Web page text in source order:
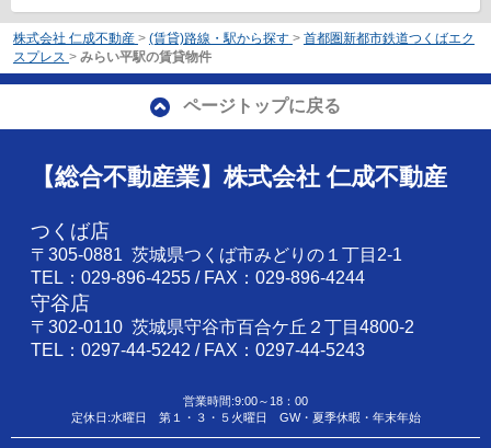
株式会社 仁成不動産 > (賃貸)路線・駅から探す > 首都圏新都市鉄道つくばエク
スプレス > みらい平駅の賃貸物件
ページトップに戻る
【総合不動産業】株式会社 仁成不動産
つくば店
〒305-0881 茨城県つくば市みどりの１丁目2-1
TEL：029-896-4255 / FAX：029-896-4244
守谷店
〒302-0110 茨城県守谷市百合ケ丘２丁目4800-2
TEL：0297-44-5242 / FAX：0297-44-5243
営業時間:9:00～18：00
定休日:水曜日 第１・３・５火曜日 GW・夏季休暇・年末年始